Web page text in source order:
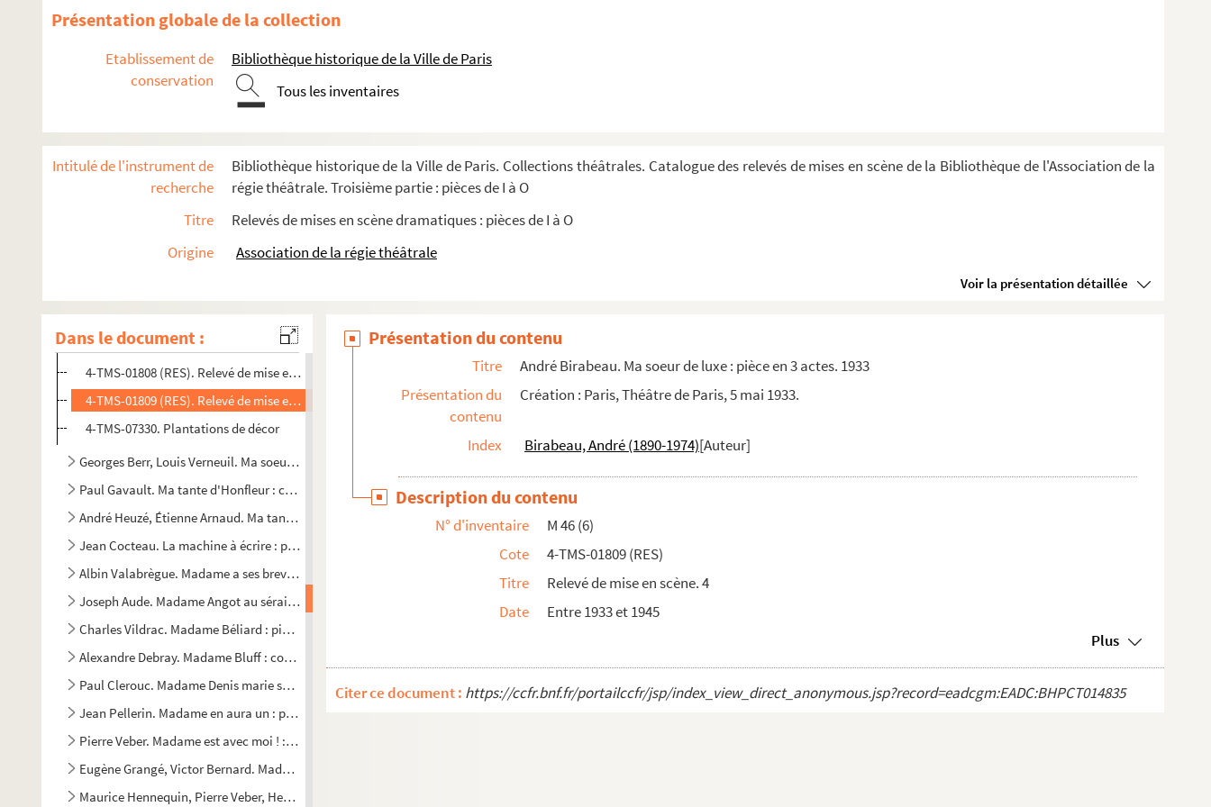
Présentation globale de la collection
Etablissement de
conservation
Bibliothèque historique de la Ville de Paris
Tous les inventaires
Intitulé de l'instrument de
recherche
Bibliothèque historique de la Ville de Paris. Collections théâtrales. Catalogue des relevés de mises en scène de la Bibliothèque de l'Association de la
régie théâtrale. Troisième partie : pièces de I à O
Titre
Relevés de mises en scène dramatiques : pièces de I à O
Origine
Association de la régie théâtrale
Voir la présentation détaillée
Dans le document :
Fabrice Carré, Paul Bilhaud. Ma bru! : comédie en 3 actes. 1899
Henry Meilhac, Philippe Gille. Ma camarade : pièce en 5 actes. 1883
Henry Meilhac. Ma cousine : comédie en 3 actes. 1890
Pierre Veber, Maurice Soulié. Ma fée : comédie en 3 actes. 1901
Jean de Létraz. Ma femme est timbrée : comédie-vaudeville en 3 actes. 1938
Denys Amiel. Ma liberté ! : comédie en 3 actes et 4 tableaux. 1936
André Birabeau. Ma soeur de luxe : pièce en 3 actes. 1933
4-TMS-01804 (RES). Relevé de mise en scène. 1. Mise en scène de André Lefaur
4-TMS-01806 (RES). Conduite de régie. 1
4-TMS-01807 (RES). Texte de la pièce
4-TMS-01808 (RES). Relevé de mise en scène. 3
4-TMS-01809 (RES). Relevé de mise en scène. 4
4-TMS-07330. Plantations de décor
Georges Berr, Louis Verneuil. Ma soeur et moi : comédie en 3 actes. 1928
Paul Gavault. Ma tante d'Honfleur : comédie-bouffe en 3 actes. 1914
André Heuzé, Étienne Arnaud. Ma tante la moukère ou l'écu de ma tante : folie-vaudeville en 3 actes....
Jean Cocteau. La machine à écrire : pièce en 3 actes. 1941
Albin Valabrègue. Madame a ses brevets : comédie en 1 acte. 1890
Joseph Aude. Madame Angot au sérail de Constantinople : mélodrame comique en 3 actes. 1800
Charles Vildrac. Madame Béliard : pièce en 3 actes. 1925
Alexandre Debray. Madame Bluff : comédie en 3 actes. 1908
Paul Clerouc. Madame Denis marie sa nièce: 1 acte en vers. 1924
Jean Pellerin. Madame en aura un : petite moralité en 1 acte. Entre 1880 et 1945
Pierre Veber. Madame est avec moi ! : comédie-vaudeville en 3 actes. 1937
Eugène Grangé, Victor Bernard. Madame est couchée : comédie en 1 acte. 1868
Maurice Hennequin, Pierre Veber, Henry de Gorsse. Madame et son filleul : pièce en 3 actes. 1916
Présentation du contenu
Titre
André Birabeau. Ma soeur de luxe : pièce en 3 actes. 1933
Présentation du
contenu
Création : Paris, Théâtre de Paris, 5 mai 1933.
Index Birabeau, André (1890-1974)[Auteur]
Description du contenu
N° d'inventaire
M 46 (6)
Cote
4-TMS-01809 (RES)
Titre
Relevé de mise en scène. 4
Date
Entre 1933 et 1945
Plus
Citer ce document : https://ccfr.bnf.fr/portailccfr/jsp/index_view_direct_anonymous.jsp?record=eadcgm:EADC:BHPCT014835